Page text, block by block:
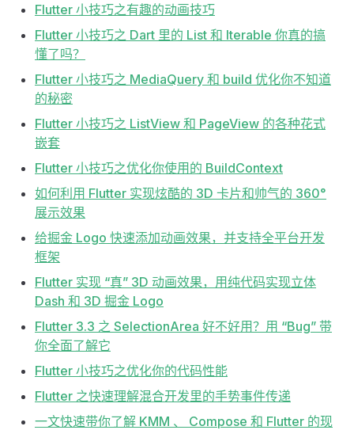
Flutter 小技巧之有趣的动画技巧
Flutter 小技巧之 Dart 里的 List 和 Iterable 你真的搞
懂了吗？
Flutter 小技巧之 MediaQuery 和 build 优化你不知道
的秘密
Flutter 小技巧之 ListView 和 PageView 的各种花式
嵌套
Flutter 小技巧之优化你使用的 BuildContext
如何利用 Flutter 实现炫酷的 3D 卡片和帅气的 360°
展示效果
给掘金 Logo 快速添加动画效果，并支持全平台开发
框架
Flutter 实现 “真” 3D 动画效果，用纯代码实现立体
Dash 和 3D 掘金 Logo
Flutter 3.3 之 SelectionArea 好不好用？用 “Bug” 带
你全面了解它
Flutter 小技巧之优化你的代码性能
Flutter 之快速理解混合开发里的手势事件传递
一文快速带你了解 KMM 、 Compose 和 Flutter 的现